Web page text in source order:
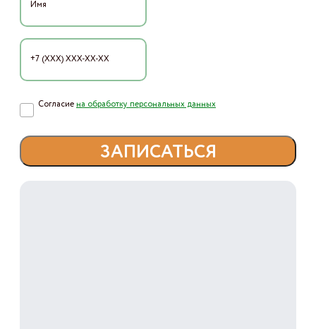
Согласие на обработку персональных данных